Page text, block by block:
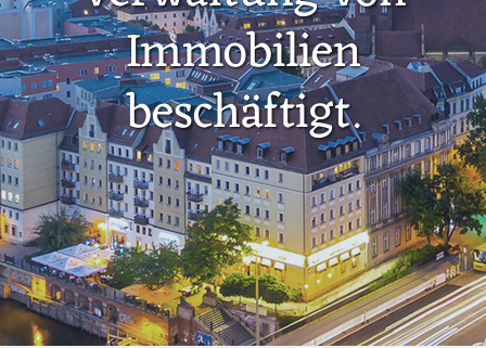
Immobilien
beschäftigt.